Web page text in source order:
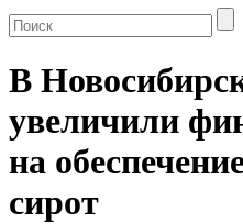
В
увеличили
на
сирот